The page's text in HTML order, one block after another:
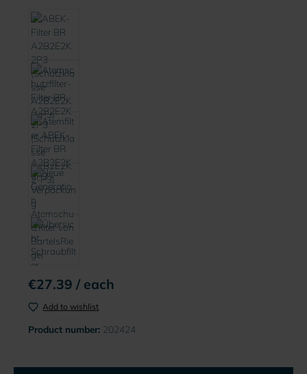
€27.39 / each
Add to wishlist
Product number: 202424